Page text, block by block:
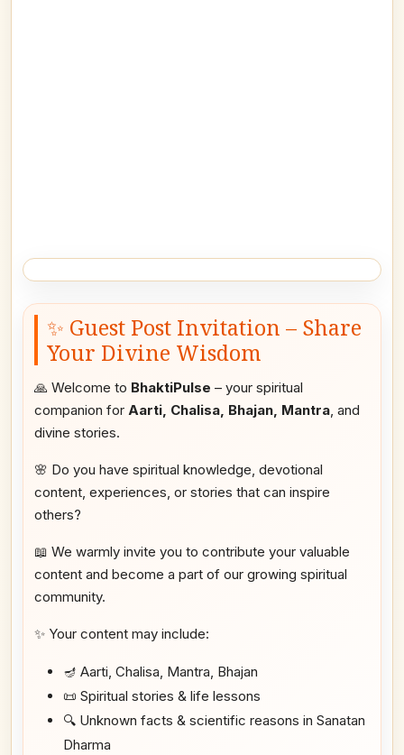
✨ Guest Post Invitation – Share
Your Divine Wisdom
🙏 Welcome to BhaktiPulse – your spiritual
companion for Aarti, Chalisa, Bhajan, Mantra , and
divine stories.
🌸 Do you have spiritual knowledge, devotional
content, experiences, or stories that can inspire
others?
📖 We warmly invite you to contribute your valuable
content and become a part of our growing spiritual
community.
✨ Your content may include:
🪔 Aarti, Chalisa, Mantra, Bhajan
📜 Spiritual stories & life lessons
🔍 Unknown facts & scientific reasons in Sanatan
Dharma